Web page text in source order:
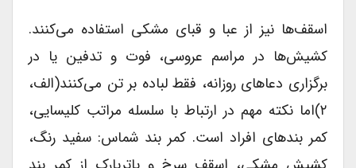
اسقف‌ها نیز از عبا و قبای مشکی استفاده می‌کنند.
کشیش‌ها در مراسم عروسی، فوت و تدفین یا در
برگزاری دعا‌های روزانه، فقط لباده بر تن می‌‌‌کنند(الف،
۲)اما نکته مهم در ارتباط با سلسله مراتب کلیسایی،
کمر بند‌های افراد است. کمر بند شماس: سفید رنگ،